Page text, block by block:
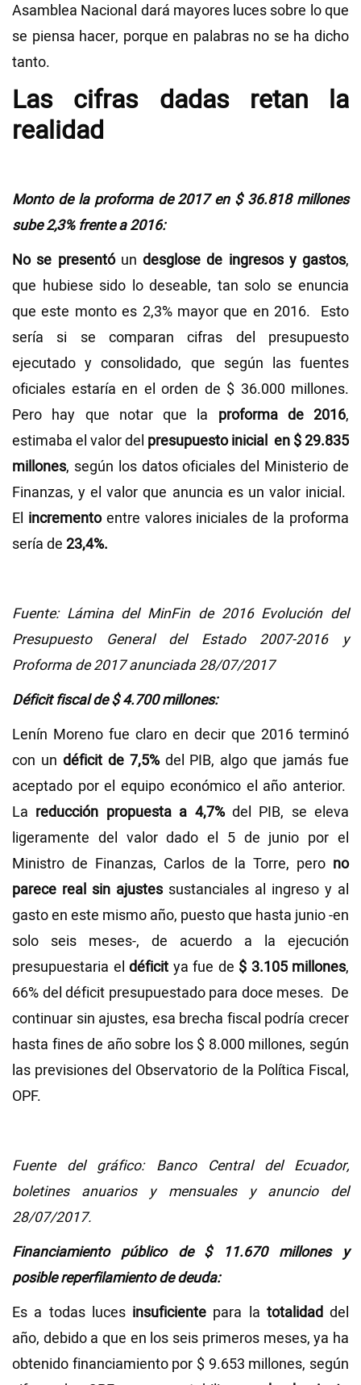
Asamblea Nacional dará mayores luces sobre lo que
se piensa hacer, porque en palabras no se ha dicho
tanto.
Las cifras dadas retan la
realidad
Monto de la proforma de 2017 en $ 36.818 millones
sube 2,3% frente a 2016:
No se presentóun desglose de ingresos y gastos,
que hubiese sido lo deseable, tan solo se enuncia
que este monto es 2,3% mayor que en 2016. Esto
sería si se comparan cifras del presupuesto
ejecutado y consolidado, que según las fuentes
oficiales estaría en el orden de $ 36.000 millones.
Pero hay que notar que la proforma de 2016,
estimaba el valor del presupuesto inicial en $ 29.835
millones, según los datos oficiales del Ministerio de
Finanzas, y el valor que anuncia es un valor inicial.
El incrementoentre valores iniciales de la proforma
sería de 23,4%.
Fuente: Lámina del MinFin de 2016 Evolución del
Presupuesto General del Estado 2007-2016 y
Proforma de 2017 anunciada 28/07/2017
Déficit fiscal de $ 4.700 millones:
Lenín Moreno fue claro en decir que 2016 terminó
con un déficit de 7,5%del PIB, algo que jamás fue
aceptado por el equipo económico el año anterior.
La reducción propuesta a 4,7%del PIB, se eleva
ligeramente del valor dado el 5 de junio por el
Ministro de Finanzas, Carlos de la Torre, pero no
parece real sin ajustes sustanciales al ingreso y al
gasto en este mismo año, puesto que hasta junio -en
solo seis meses-, de acuerdo a la ejecución
presupuestaria el déficit ya fue de $ 3.105 millones,
66% del déficit presupuestado para doce meses. De
continuar sin ajustes, esa brecha fiscal podría crecer
hasta fines de año sobre los $ 8.000 millones, según
las previsiones del Observatorio de la Política Fiscal,
OPF.
Fuente del gráfico: Banco Central del Ecuador,
boletines anuarios y mensuales y anuncio del
28/07/2017.
Financiamiento público de $ 11.670 millones y
posible reperfilamiento de deuda:
Es a todas luces insuficiente para la totalidaddel
año, debido a que en los seis primeros meses, ya ha
obtenido financiamiento por $ 9.653 millones, según